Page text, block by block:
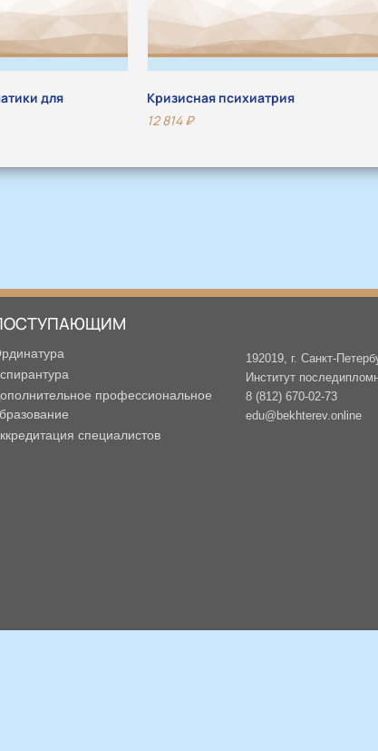
для
Кризисная психиатрия
12 814₽
профессиональное
специалистов
192019, г. Санкт-
Институт
8 (812) 670-02-73
edu@bekhterev.online